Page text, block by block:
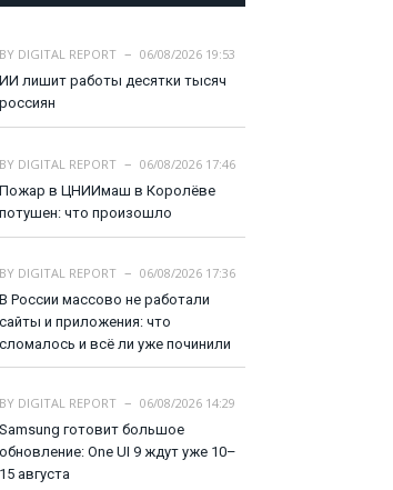
BY DIGITAL REPORT
06/08/2026 19:53
ИИ лишит работы десятки тысяч
россиян
BY DIGITAL REPORT
06/08/2026 17:46
Пожар в ЦНИИмаш в Королёве
потушен: что произошло
BY DIGITAL REPORT
06/08/2026 17:36
В России массово не работали
сайты и приложения: что
сломалось и всё ли уже починили
BY DIGITAL REPORT
06/08/2026 14:29
Samsung готовит большое
обновление: One UI 9 ждут уже 10–
15 августа